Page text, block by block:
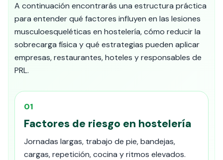
A continuación encontrarás una estructura práctica
para entender qué factores influyen en las lesiones
musculoesqueléticas en hostelería, cómo reducir la
sobrecarga física y qué estrategias pueden aplicar
empresas, restaurantes, hoteles y responsables de
PRL.
01
Factores de riesgo en hostelería
Jornadas largas, trabajo de pie, bandejas,
cargas, repetición, cocina y ritmos elevados.